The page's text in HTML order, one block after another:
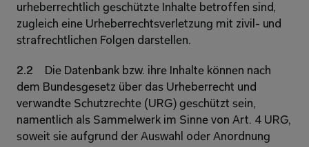
urheberrechtlich geschützte Inhalte betroffen sind,
zugleich eine Urheberrechtsverletzung mit zivil- und
strafrechtlichen Folgen darstellen.
2.2
Die Datenbank bzw. ihre Inhalte können nach
dem Bundesgesetz über das Urheberrecht und
verwandte Schutzrechte (URG) geschützt sein,
namentlich als Sammelwerk im Sinne von Art. 4 URG,
soweit sie aufgrund der Auswahl oder Anordnung